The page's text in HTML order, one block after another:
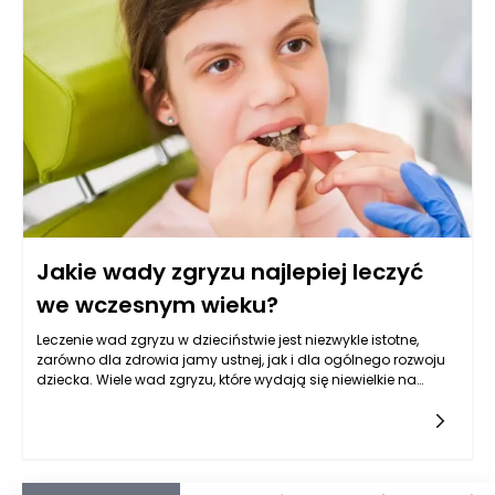
chroniona przez zewnętrzną warstwę szkliwa, co prowadzi do
ujawnienia dentyny, czułej części zęba, która jest
odpowiedzialna za odczuwanie bodźców. W rezultacie,
spożywanie zimnych napojów może prowadzić do
intensywnych odczuć bólowych; jest to zjawisko związane z
nadwrażliwością zębów na zimno.
Jakie wady zgryzu najlepiej leczyć
we wczesnym wieku?
Leczenie wad zgryzu w dzieciństwie jest niezwykle istotne,
zarówno dla zdrowia jamy ustnej, jak i dla ogólnego rozwoju
dziecka. Wiele wad zgryzu, które wydają się niewielkie na
otwarty, zgryz głęboki czy diastema. Przypadki te można